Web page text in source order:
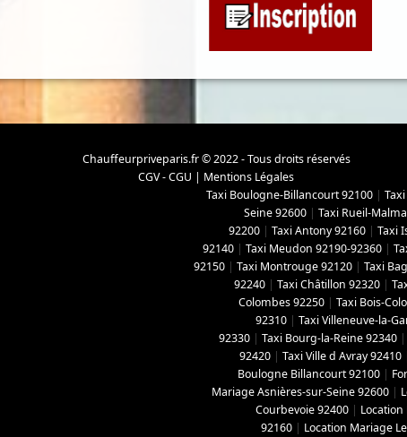
Chauffeurpriveparis.fr © 2022 - Tous droits réservés
CGV - CGU | Mentions Légales
Taxi Boulogne-Billancourt 92100 |
Seine 92600 | Taxi Rueil-
92200 | Taxi Antony 92160 | Taxi
92140 | Taxi Meudon 92190-92360 |
92150 | Taxi Montrouge 92120 | Taxi
92240 | Taxi Châtillon 92320 |
Colombes 92250 | Taxi Bois-
92310 | Taxi Villeneuve-la-
92330 | Taxi Bourg-la-Reine 92340 |
92420 | Taxi Ville d Avray 92410
Boulogne Billancourt 92100 |
Mariage Asnières-sur-Seine 92600 |
Courbevoie 92400 |
92160 | Location Mariage